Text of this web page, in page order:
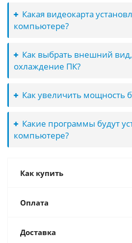
Какая видеокарта
компьютере?
Как выбрать внешний
охлаждение ПК?
Как увеличить мощность
Какие программы будут
компьютере?
Как купить
Оплата
Доставка